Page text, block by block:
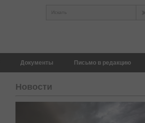
Искать
Документы Письмо в редакцию
Новости